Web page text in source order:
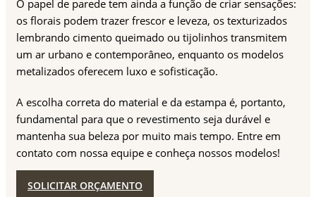
O papel de parede tem ainda a função de criar sensações:
os florais podem trazer frescor e leveza, os texturizados
lembrando cimento queimado ou tijolinhos transmitem
um ar urbano e contemporâneo, enquanto os modelos
metalizados oferecem luxo e sofisticação.
A escolha correta do material e da estampa é, portanto,
fundamental para que o revestimento seja durável e
mantenha sua beleza por muito mais tempo. Entre em
contato com nossa equipe e conheça nossos modelos!
SOLICITAR ORÇAMENTO